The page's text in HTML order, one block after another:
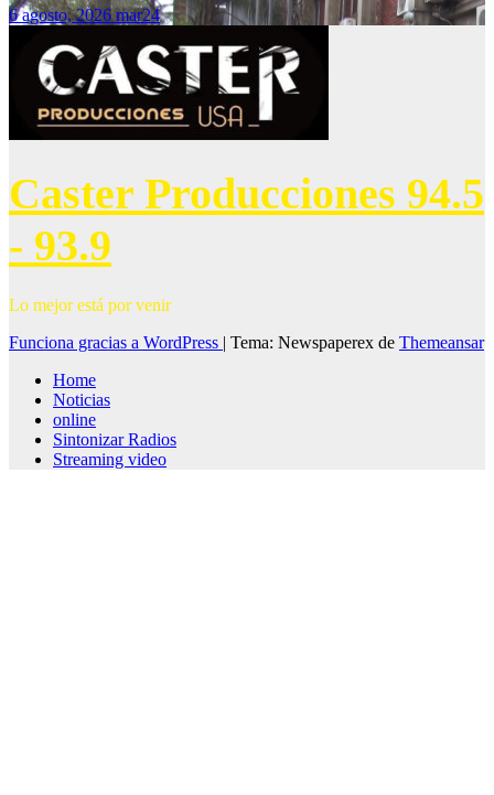
6 agosto, 2026mar24
Caster Producciones 94.5
- 93.9
Lo mejor está por venir
Funciona gracias a WordPress | Tema: Newspaperex de Themeansar
Home
Noticias
online
Sintonizar Radios
Streaming video